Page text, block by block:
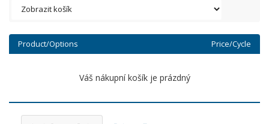
Product/Options Price/Cycle
Váš nákupní košík je prázdný